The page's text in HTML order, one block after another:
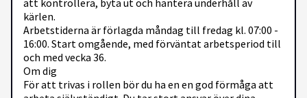
att kontrollera, byta ut och hantera underhåll av
kärlen.
Arbetstiderna är förlagda måndag till fredag kl. 07:00 -
16:00. Start omgående, med förväntat arbetsperiod till
och med vecka 36.
Om dig
För att trivas i rollen bör du ha en en god förmåga att